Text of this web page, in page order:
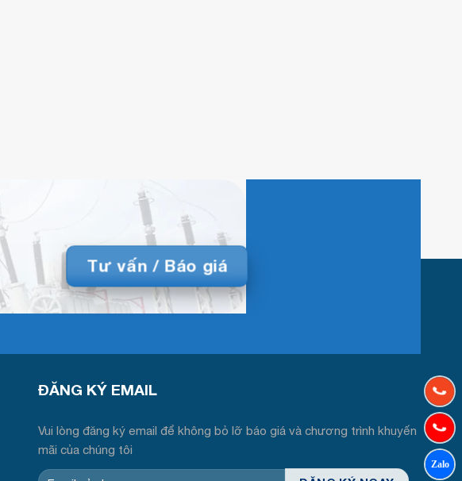
Tư vấn / Báo giá
ĐĂNG KÝ EMAIL
Vui lòng đăng ký email để không bỏ lỡ báo giá và chương trình khuyến
mãi của chúng tôi